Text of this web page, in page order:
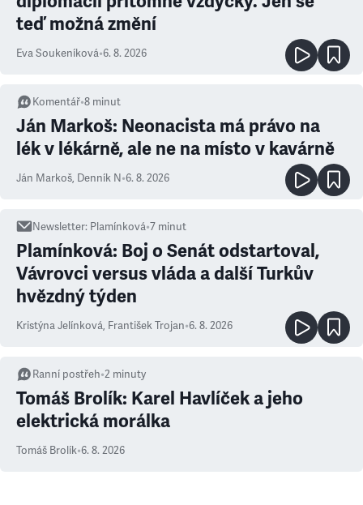
teď možná změní
Eva Soukeníková•6. 8. 2026
Komentář•8 minut
Ján Markoš: Neonacista má právo na
lék v lékárně, ale ne na místo v kavárně
Ján Markoš, Denník N•6. 8. 2026
Newsletter: Plamínková•7 minut
Plamínková: Boj o Senát odstartoval,
Vávrovci versus vláda a další Turkův
hvězdný týden
Kristýna Jelínková, František Trojan•6. 8. 2026
Ranní postřeh•2 minuty
Tomáš Brolík: Karel Havlíček a jeho
elektrická morálka
Tomáš Brolík•6. 8. 2026